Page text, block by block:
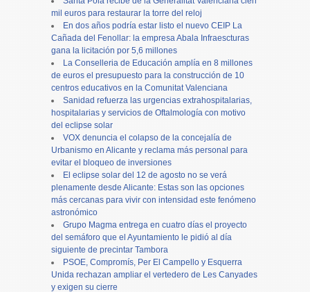
mil euros para restaurar la torre del reloj
En dos años podría estar listo el nuevo CEIP La
Cañada del Fenollar: la empresa Abala Infraescturas
gana la licitación por 5,6 millones
La Conselleria de Educación amplía en 8 millones
de euros el presupuesto para la construcción de 10
centros educativos en la Comunitat Valenciana
Sanidad refuerza las urgencias extrahospitalarias,
hospitalarias y servicios de Oftalmología con motivo
del eclipse solar
VOX denuncia el colapso de la concejalía de
Urbanismo en Alicante y reclama más personal para
evitar el bloqueo de inversiones
El eclipse solar del 12 de agosto no se verá
plenamente desde Alicante: Estas son las opciones
más cercanas para vivir con intensidad este fenómeno
astronómico
Grupo Magma entrega en cuatro días el proyecto
del semáforo que el Ayuntamiento le pidió al día
siguiente de precintar Tambora
PSOE, Compromís, Per El Campello y Esquerra
Unida rechazan ampliar el vertedero de Les Canyades
y exigen su cierre